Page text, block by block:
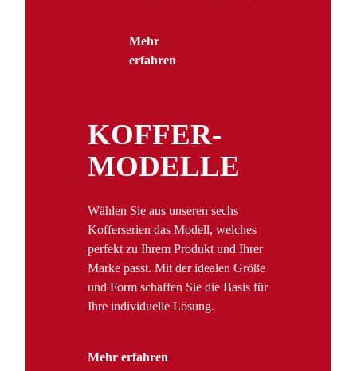
Mehr
erfahren
KOFFER­
MODELLE
Wählen Sie aus unseren sechs
Kofferserien das Modell, welches
perfekt zu Ihrem Produkt und Ihrer
Marke passt. Mit der idealen Größe
und Form schaffen Sie die Basis für
Ihre individuelle Lösung.
Mehr erfahren